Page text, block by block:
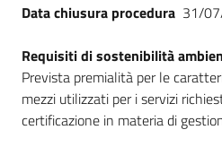
Data chiusura procedura 31/
Requisiti di sostenibilità
Prevista premialità per le
mezzi utilizzati per i servizi
certificazione in materia di